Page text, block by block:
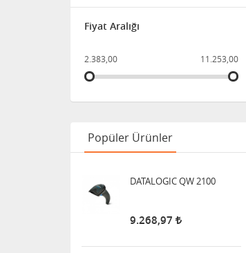
Fiyat Aralığı
2.383,00 11.253,00
Popüler Ürünler
DATALOGIC QW 2100
9.268,97